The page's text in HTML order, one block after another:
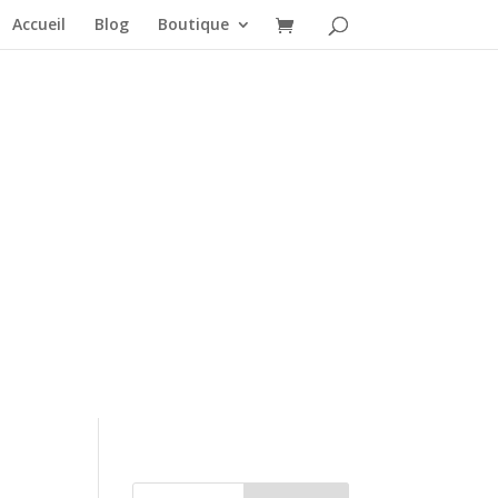
Accueil Blog Boutique